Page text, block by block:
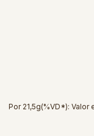
Por 21,5g(%VD*): Valor